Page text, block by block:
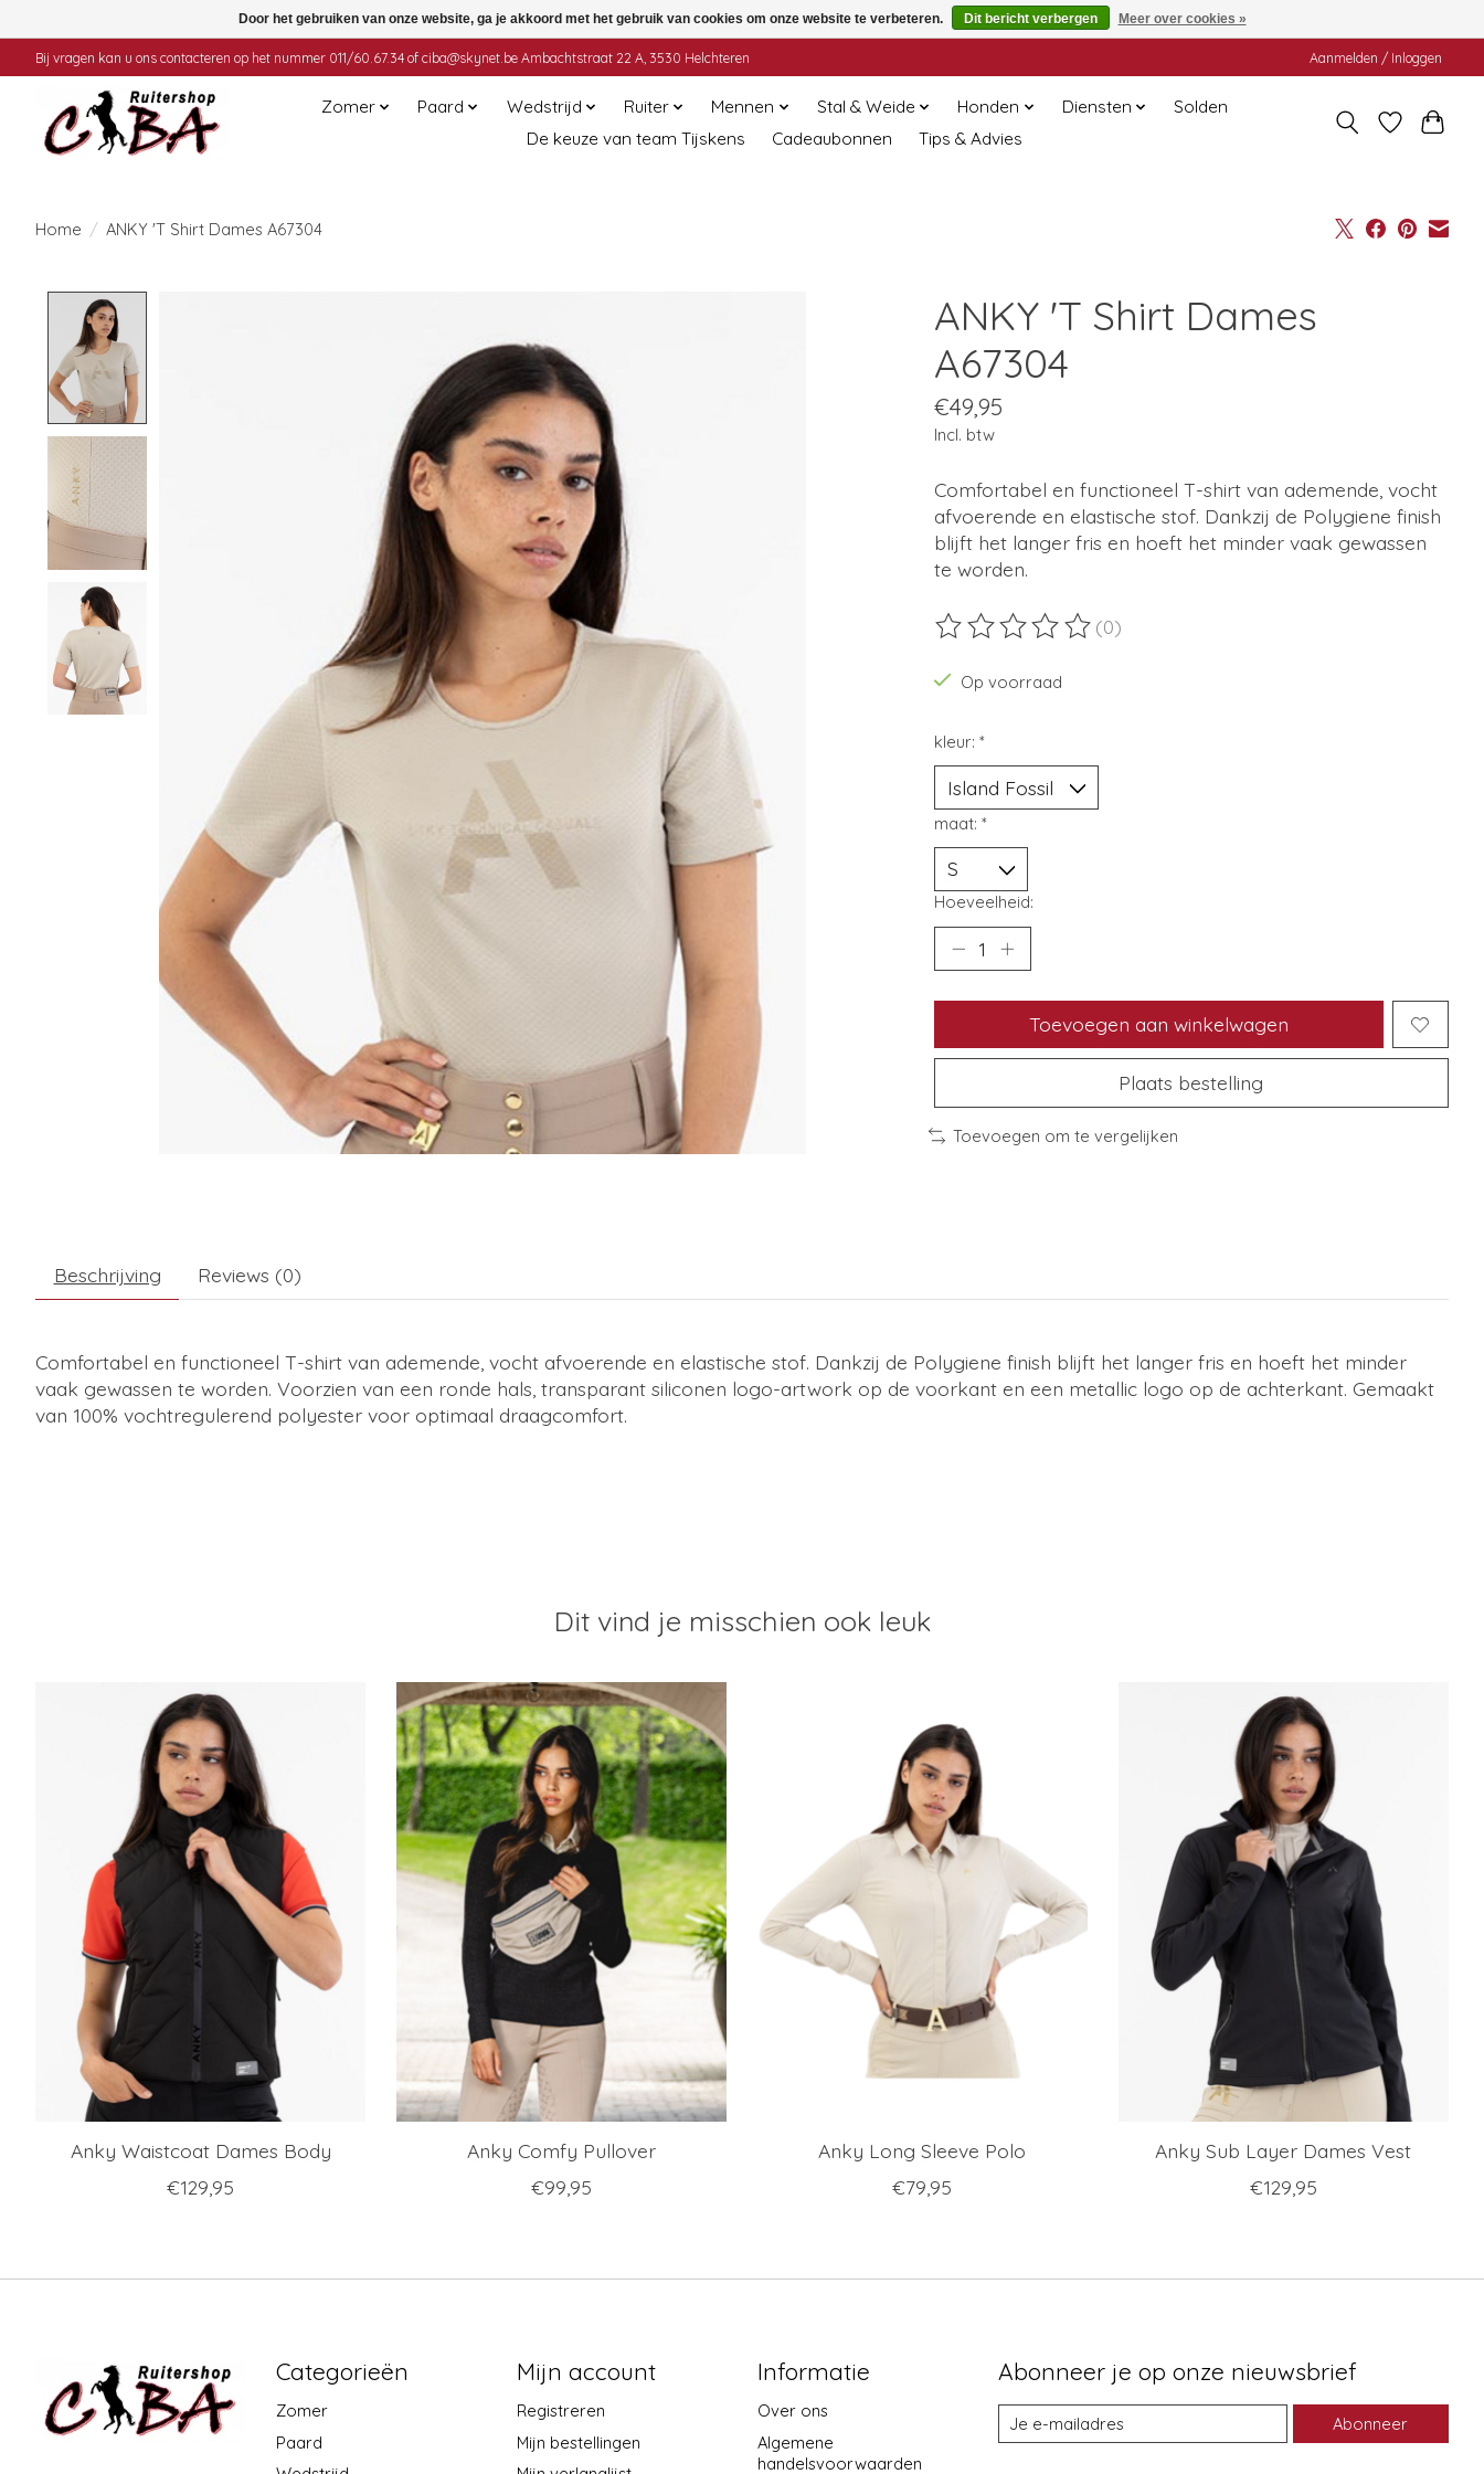
Bij vragen kan u ons contacteren op het nummer 011/60.67.34 of ciba@skynet.be Ambachtstraat 22 A, 3530 Helchteren Aanmelden / Inloggen
Zomer Paard Wedstrijd Ruiter Mennen Stal & Weide Honden Diensten
Solden
De keuze van team Tijskens
Cadeaubonnen Tips & Advies
Home / ANKY 'T Shirt Dames A67304
ANKY 'T Shirt Dames
A67304
€49,95
Incl. btw
Comfortabel en functioneel T-shirt van ademende, vocht
afvoerende en elastische stof. Dankzij de Polygiene finish
blijft het langer fris en hoeft het minder vaak gewassen
te worden.
De beoordeling van dit product is
(0)
Op voorraad
kleur: *
maat: *
Hoeveelheid:
Toevoegen aan winkelwagen
Plaats bestelling
Toevoegen om te vergelijken
Beschrijving Reviews (0)
Comfortabel en functioneel T-shirt van ademende, vocht afvoerende en elastische stof. Dankzij de Polygiene finish blijft het langer fris en hoeft het minder
vaak gewassen te worden. Voorzien van een ronde hals, transparant siliconen logo-artwork op de voorkant en een metallic logo op de achterkant. Gemaakt
van 100% vochtregulerend polyester voor optimaal draagcomfort.
Dit vind je misschien ook leuk
Items van productcarrousel
Anky Waistcoat Dames Body
€129,95
Anky Comfy Pullover
€99,95
Anky Long Sleeve Polo
€79,95
Anky Sub Layer Dames Vest
€129,95
Categorieën
Zomer
Paard
Mijn account
Registreren
Mijn bestellingen
Informatie
Over ons
Algemene
handelsvoorwaarden
Abonneer je op onze nieuwsbrief
Abonneer
Door het gebruiken van onze website, ga je akkoord met het gebruik van cookies om onze website te verbeteren. Dit bericht verbergen Meer over cookies »